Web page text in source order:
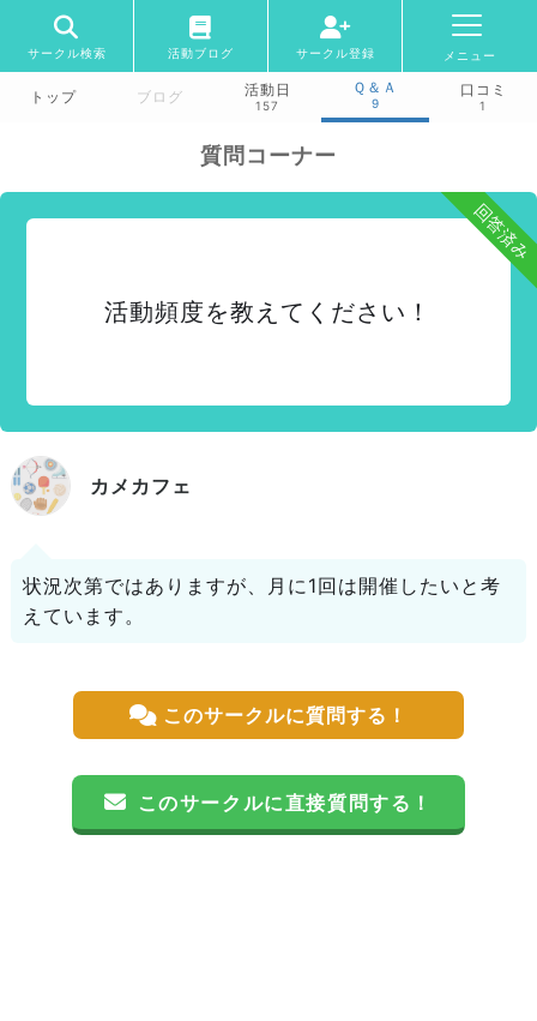
サークル検索 活動ブログ サークル登録 メニュー
トップ ブログ 活動日
157
Ｑ＆Ａ
9
口コミ
1
質問コーナー
回答済み
活動頻度を教えてください！
カメカフェ
状況次第ではありますが、月に1回は開催したいと考
えています。
このサークルに質問する！
このサークルに直接質問する！